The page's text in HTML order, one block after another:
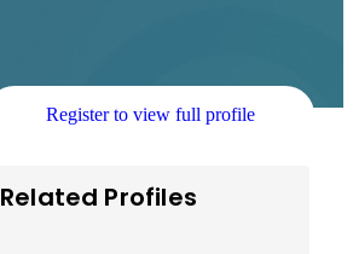
Register to view full profile
Related Profiles